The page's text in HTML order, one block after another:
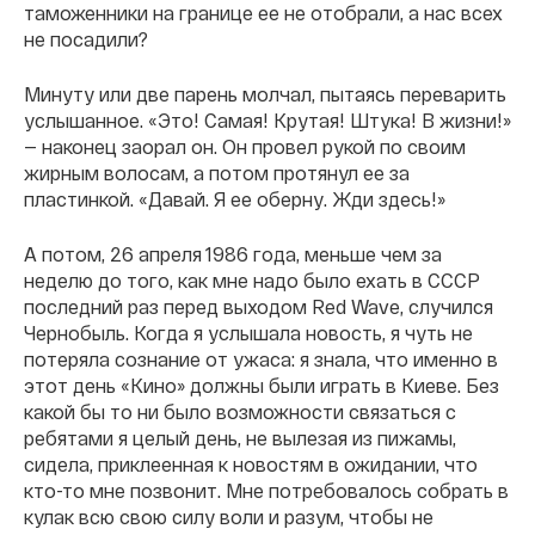
таможенники на границе ее не отобрали, а нас всех
не посадили?
Минуту или две парень молчал, пытаясь переварить
услышанное. «Это! Самая! Крутая! Штука! В жизни!»
— наконец заорал он. Он провел рукой по своим
жирным волосам, а потом протянул ее за
пластинкой. «Давай. Я ее оберну. Жди здесь!»
А потом, 26 апреля 1986 года, меньше чем за
неделю до того, как мне надо было ехать в СССР
последний раз перед выходом Red Wave, случился
Чернобыль. Когда я услышала новость, я чуть не
потеряла сознание от ужаса: я знала, что именно в
этот день «Кино» должны были играть в Киеве. Без
какой бы то ни было возможности связаться с
ребятами я целый день, не вылезая из пижамы,
сидела, приклеенная к новостям в ожидании, что
кто-то мне позвонит. Мне потребовалось собрать в
кулак всю свою силу воли и разум, чтобы не